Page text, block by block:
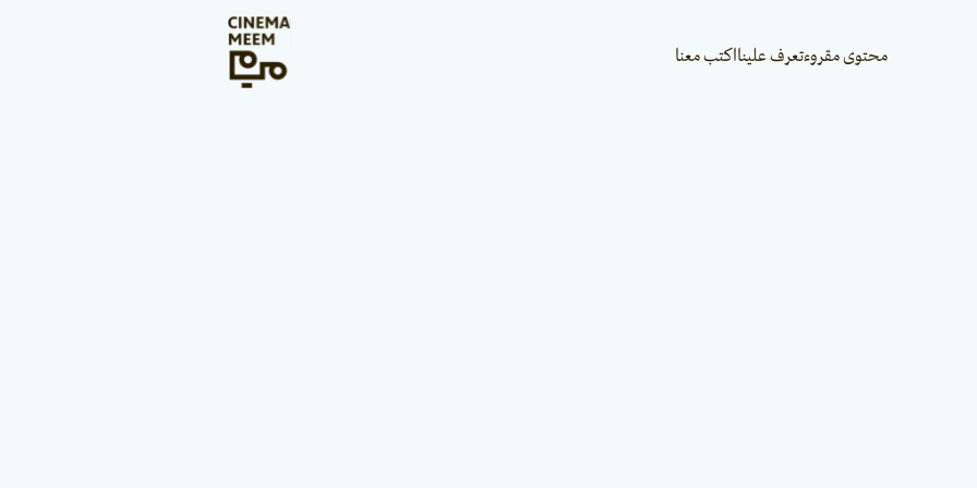
محتوى مقروءتعرف علينااكتب معنا